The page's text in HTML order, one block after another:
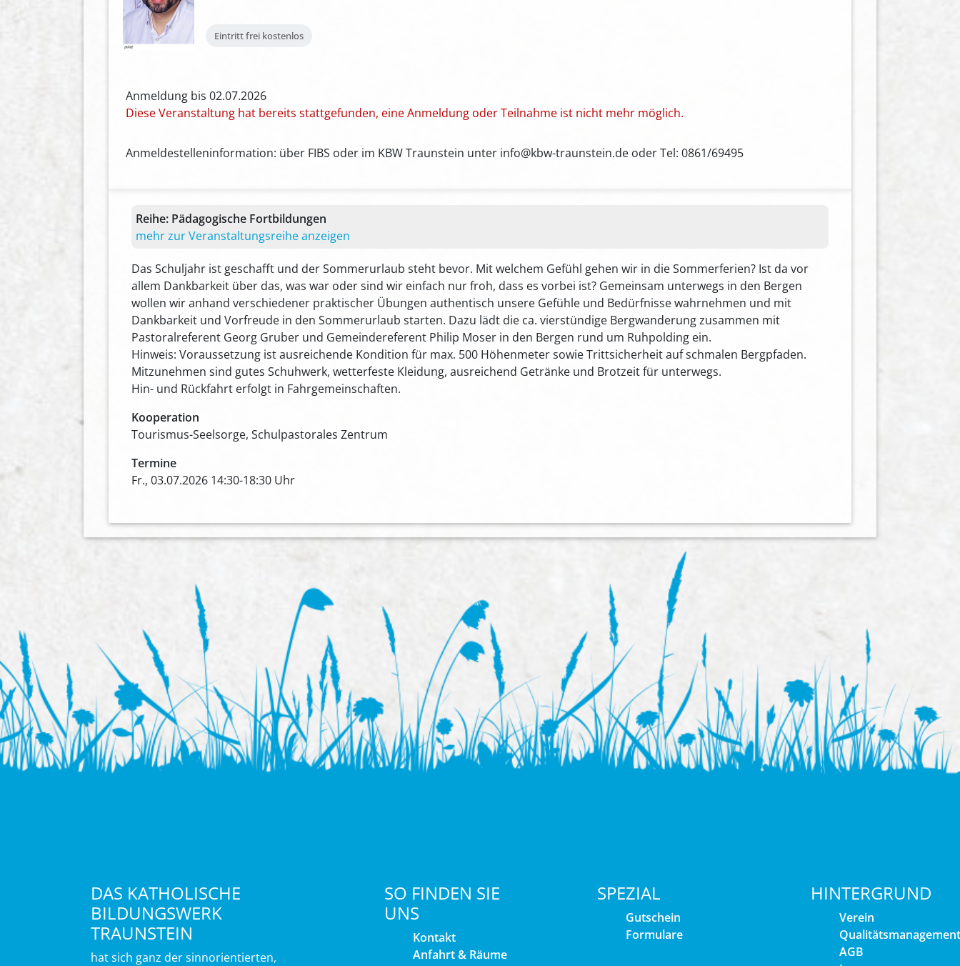
Eintritt frei kostenlos
Anmeldung bis 02.07.2026
Diese Veranstaltung hat bereits stattgefunden, eine Anmeldung oder Teilnahme ist nicht mehr möglich.
Anmeldestelleninformation: über FIBS oder im KBW Traunstein unter info@kbw-traunstein.de oder Tel: 0861/69495
Reihe: Pädagogische Fortbildungen
mehr zur Veranstaltungsreihe anzeigen
Das Schuljahr ist geschafft und der Sommerurlaub steht bevor. Mit welchem Gefühl gehen wir in die Sommerferien? Ist da vor
allem Dankbarkeit über das, was war oder sind wir einfach nur froh, dass es vorbei ist? Gemeinsam unterwegs in den Bergen
wollen wir anhand verschiedener praktischer Übungen authentisch unsere Gefühle und Bedürfnisse wahrnehmen und mit
Dankbarkeit und Vorfreude in den Sommerurlaub starten. Dazu lädt die ca. vierstündige Bergwanderung zusammen mit
Pastoralreferent Georg Gruber und Gemeindereferent Philip Moser in den Bergen rund um Ruhpolding ein.
Hinweis: Voraussetzung ist ausreichende Kondition für max. 500 Höhenmeter sowie Trittsicherheit auf schmalen Bergpfaden.
Mitzunehmen sind gutes Schuhwerk, wetterfeste Kleidung, ausreichend Getränke und Brotzeit für unterwegs.
Hin- und Rückfahrt erfolgt in Fahrgemeinschaften.
Kooperation
Tourismus-Seelsorge, Schulpastorales Zentrum
Termine
Fr., 03.07.2026 14:30-18:30 Uhr
DAS KATHOLISCHE
BILDUNGSWERK
TRAUNSTEIN
hat sich ganz der sinnorientierten,
SO FINDEN SIE
UNS
Kontakt
Anfahrt & Räume
SPEZIAL
Gutschein
Formulare
HINTERGRUND
Verein
Qualitätsmanagement
AGB